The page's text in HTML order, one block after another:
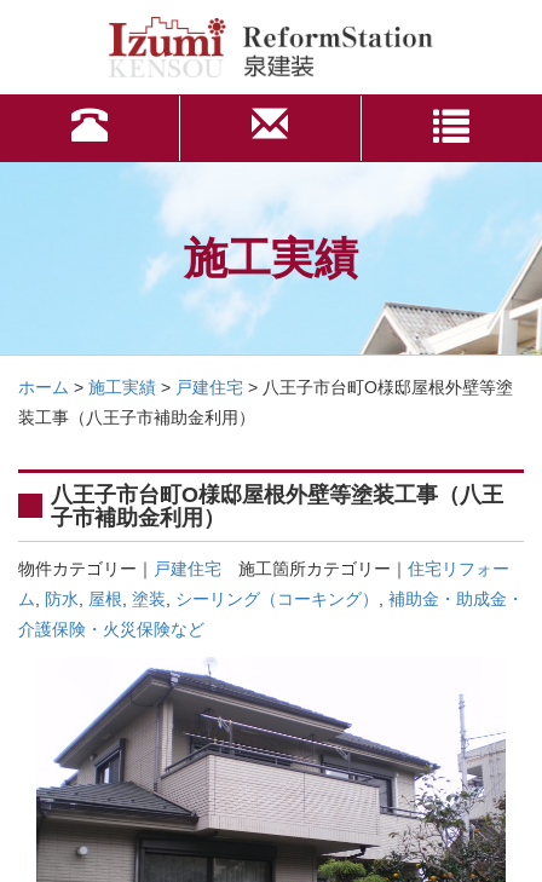
施工実績
ホーム > 施工実績 > 戸建住宅 > 八王子市台町O様邸屋根外壁等塗
装工事（八王子市補助金利用）
八王子市台町O様邸屋根外壁等塗装工事（八王
子市補助金利用）
物件カテゴリー｜ 戸建住宅 施工箇所カテゴリー｜ 住宅リフォー
ム
防水 屋根 塗装 シーリング（コーキング）
補助金・助成金・
介護保険・火災保険など